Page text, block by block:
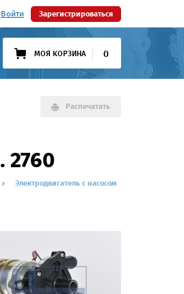
Войти Зарегистрироваться
МОЯ КОРЗИНА 0
Распечатать
2760
Электродвигатель с насосом